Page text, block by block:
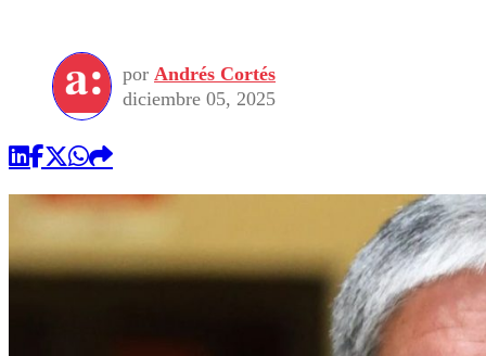
por Andrés Cortés
diciembre 05, 2025